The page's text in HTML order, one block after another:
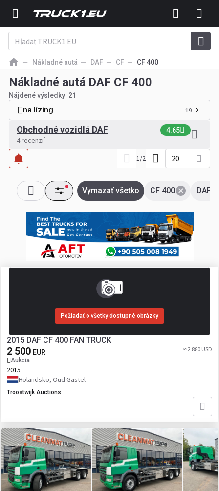
Nákladné autá DAF CF CF 400
Nákladné autá DAF CF 400
Nájdené výsledky: 21
na lízing 19
Obchodné vozidlá DAF 4.65
4 recenzií
1/2 20
DAF
CF 400
Vymazať všetko
Požiadať o všetky dostupné obrázky
2015 DAF CF 400 FAN TRUCK
2 500 EUR
Aukcia
≈ 2 880 USD
2015
Holandsko, Oud Gastel
Troostwijk Auctions